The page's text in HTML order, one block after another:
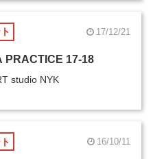
17/12/21
PRACTICE 17-18
studio NYK
16/10/11